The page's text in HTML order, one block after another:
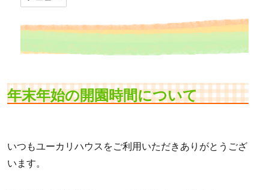
年末年始の開園時間について
いつもユーカリハウスをご利用いただきありがとうござ
います。